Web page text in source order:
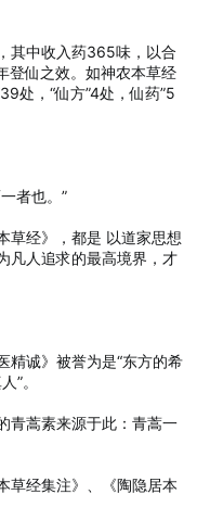
其中收入药365味，以合
登仙之效。如神农本草经
处，“仙方”4处，仙药”5
者也。”
草经》，都是 以道家思想
凡人追求的最高境界，才
精诚》被誉为是“东方的希
”。
青蒿素来源于此：青蒿一
草经集注》、《陶隐居本